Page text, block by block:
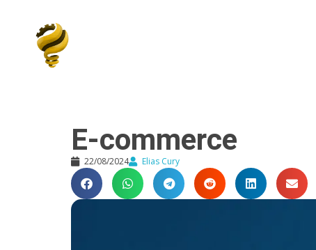
E-commerce
22/08/2024 Elias Cury